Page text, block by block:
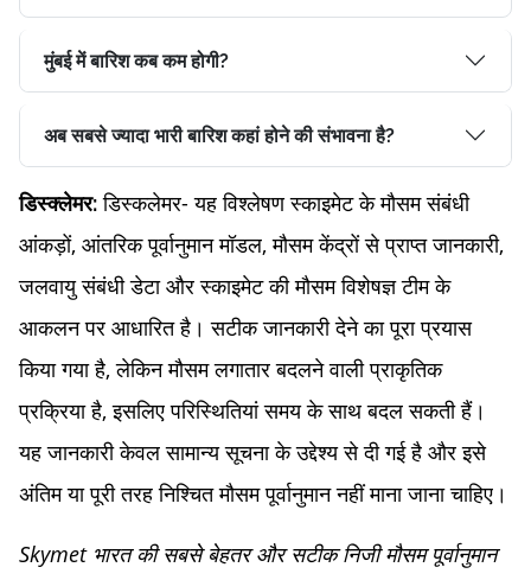
मुंबई में बारिश कब कम होगी?
अब सबसे ज्यादा भारी बारिश कहां होने की संभावना है?
डिस्क्लेमर:डिस्कलेमर- यह विश्लेषण स्काइमेट के मौसम संबंधी
आंकड़ों, आंतरिक पूर्वानुमान मॉडल, मौसम केंद्रों से प्राप्त जानकारी,
जलवायु संबंधी डेटा और स्काइमेट की मौसम विशेषज्ञ टीम के
आकलन पर आधारित है। सटीक जानकारी देने का पूरा प्रयास
किया गया है, लेकिन मौसम लगातार बदलने वाली प्राकृतिक
प्रक्रिया है, इसलिए परिस्थितियां समय के साथ बदल सकती हैं।
यह जानकारी केवल सामान्य सूचना के उद्देश्य से दी गई है और इसे
अंतिम या पूरी तरह निश्चित मौसम पूर्वानुमान नहीं माना जाना चाहिए।
Skymet भारत की सबसे बेहतर और सटीक निजी मौसम पूर्वानुमान